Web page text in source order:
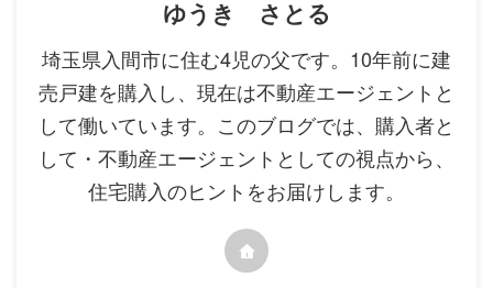
ゆうき さとる
埼玉県入間市に住む4児の父です。10年前に建
売戸建を購入し、現在は不動産エージェントと
して働いています。このブログでは、購入者と
して・不動産エージェントとしての視点から、
住宅購入のヒントをお届けします。